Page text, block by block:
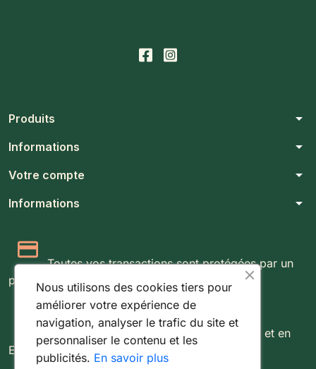
Produits arrow_drop_down
Informations arrow_drop_down
Votre compte arrow_drop_down
Informations arrow_drop_down
Toutes vos transactions sont protégées par un
protocole SSL 256 bits.
Expédition rapide & suivie
Livraison rapide partout au Luxembourg et en
Europe.
Nous utilisons des cookies tiers pour
améliorer votre expérience de
navigation, analyser le trafic du site et
personnaliser le contenu et les
publicités. En savoir plus